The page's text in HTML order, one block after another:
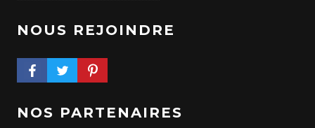
NOUS REJOINDRE
FACEBOOK PROFILE
TWITTER PROFILEPINTEREST PROFILE
NOS PARTENAIRES